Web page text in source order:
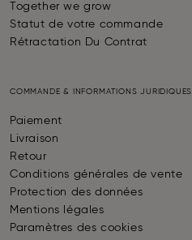
Together we grow
Statut de votre commande
Rétractation Du Contrat
COMMANDE & INFORMATIONS JURIDIQUES
Paiement
Livraison
Retour
Conditions générales de vente
Protection des données
Mentions légales
Paramètres des cookies